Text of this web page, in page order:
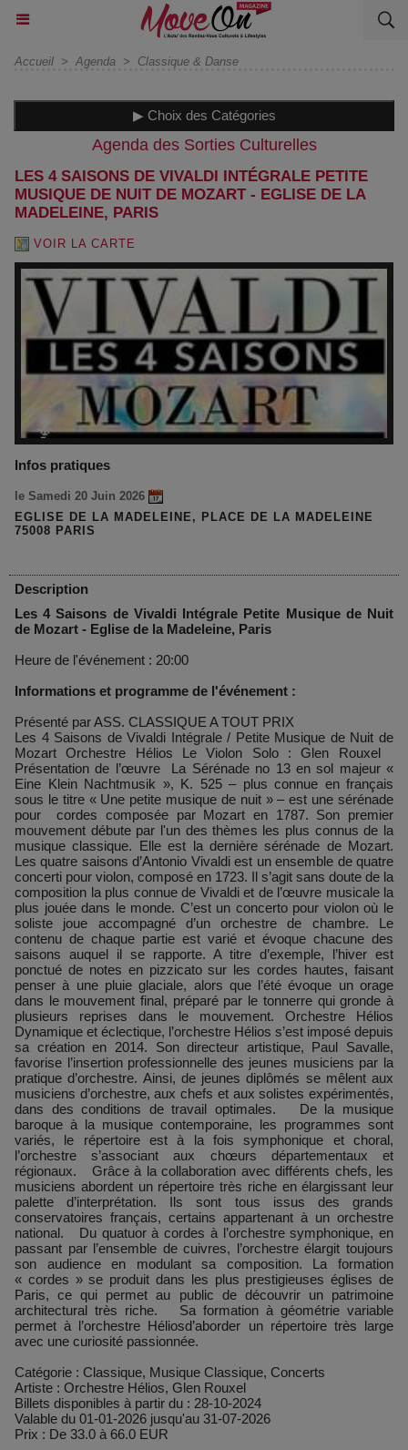
Accueil > Agenda > Classique & Danse
▶ Choix des Catégories
Agenda des Sorties Culturelles
LES 4 SAISONS DE VIVALDI INTÉGRALE PETITE
MUSIQUE DE NUIT DE MOZART - EGLISE DE LA
MADELEINE, PARIS
VOIR LA CARTE
Infos pratiques
le Samedi 20 Juin 2026
EGLISE DE LA MADELEINE, PLACE DE LA MADELEINE
75008 PARIS
Description
Les 4 Saisons de Vivaldi Intégrale Petite Musique de Nuit
de Mozart - Eglise de la Madeleine, Paris
Heure de l'événement : 20:00
Informations et programme de l'événement :
Présenté par ASS. CLASSIQUE A TOUT PRIX
Les 4 Saisons de Vivaldi Intégrale / Petite Musique de Nuit de
Mozart Orchestre Hélios Le Violon Solo : Glen Rouxel
Présentation de l’œuvre La Sérénade no 13 en sol majeur «
Eine Klein Nachtmusik », K. 525 – plus connue en français
sous le titre « Une petite musique de nuit » – est une sérénade
pour cordes composée par Mozart en 1787. Son premier
mouvement débute par l'un des thèmes les plus connus de la
musique classique. Elle est la dernière sérénade de Mozart.
Les quatre saisons d’Antonio Vivaldi est un ensemble de quatre
concerti pour violon, composé en 1723. Il s’agit sans doute de la
composition la plus connue de Vivaldi et de l’œuvre musicale la
plus jouée dans le monde. C’est un concerto pour violon où le
soliste joue accompagné d’un orchestre de chambre. Le
contenu de chaque partie est varié et évoque chacune des
saisons auquel il se rapporte. A titre d’exemple, l’hiver est
ponctué de notes en pizzicato sur les cordes hautes, faisant
penser à une pluie glaciale, alors que l’été évoque un orage
dans le mouvement final, préparé par le tonnerre qui gronde à
plusieurs reprises dans le mouvement. Orchestre Hélios
Dynamique et éclectique, l’orchestre Hélios s’est imposé depuis
sa création en 2014. Son directeur artistique, Paul Savalle,
favorise l’insertion professionnelle des jeunes musiciens par la
pratique d’orchestre. Ainsi, de jeunes diplômés se mêlent aux
musiciens d’orchestre, aux chefs et aux solistes expérimentés,
dans des conditions de travail optimales. De la musique
baroque à la musique contemporaine, les programmes sont
variés, le répertoire est à la fois symphonique et choral,
l’orchestre s’associant aux chœurs départementaux et
régionaux. Grâce à la collaboration avec différents chefs, les
musiciens abordent un répertoire très riche en élargissant leur
palette d’interprétation. Ils sont tous issus des grands
conservatoires français, certains appartenant à un orchestre
national. Du quatuor à cordes à l’orchestre symphonique, en
passant par l’ensemble de cuivres, l’orchestre élargit toujours
son audience en modulant sa composition. La formation
« cordes » se produit dans les plus prestigieuses églises de
Paris, ce qui permet au public de découvrir un patrimoine
architectural très riche. Sa formation à géométrie variable
permet à l’orchestre Héliosd’aborder un répertoire très large
avec une curiosité passionnée.
Catégorie : Classique, Musique Classique, Concerts
Artiste : Orchestre Hélios, Glen Rouxel
Billets disponibles à partir du : 28-10-2024
Valable du 01-01-2026 jusqu'au 31-07-2026
Prix : De 33.0 à 66.0 EUR